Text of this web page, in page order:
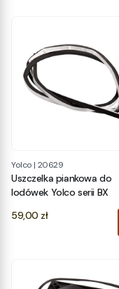
Yolco | 20629
Uszczelka piankowa do
lodówek Yolco serii BX
Cena
59,00 zł